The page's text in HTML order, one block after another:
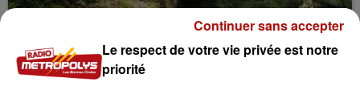
Le respect de votre vie privée est notre
priorité
Continuer sans accepter